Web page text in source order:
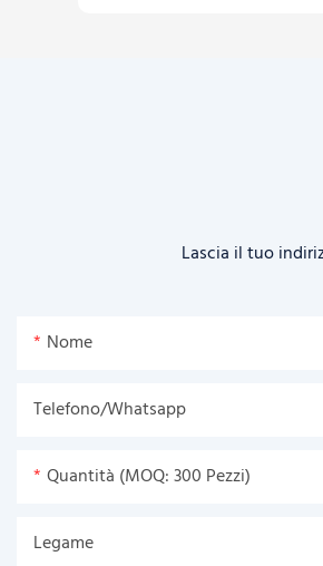
Lascia il tuo
Nome
Telefono/Whatsapp
Quantità (MOQ: 300 Pezzi)
Legame